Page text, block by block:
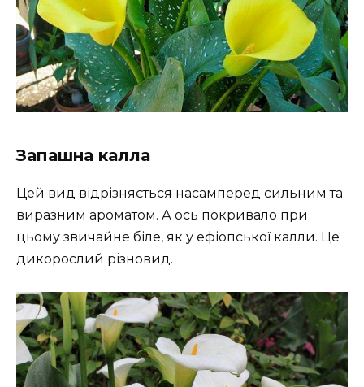
Запашна калла
Цей вид відрізняється насамперед сильним та
виразним ароматом. А ось покривало при
цьому звичайне біле, як у ефіопської калли. Це
дикорослий різновид.